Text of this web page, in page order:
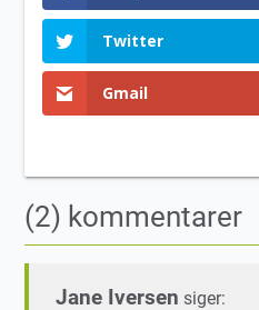
Twitter
Gmail
(2) kommentarer
Jane Iversen siger: